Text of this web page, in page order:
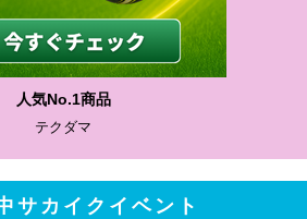
人気No.1商品
テクダマ
サカイクイベント